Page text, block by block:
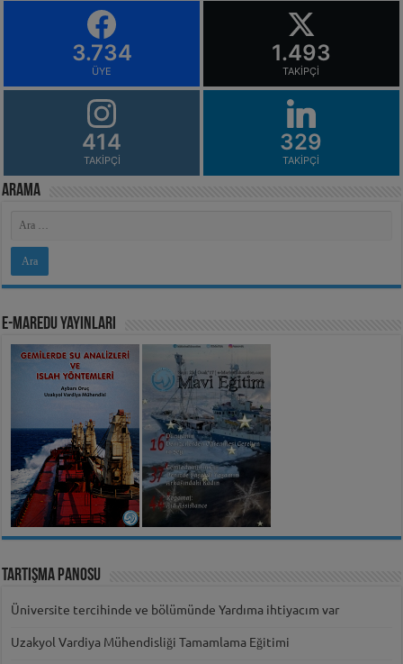
3.734
ÜYE
1.493
TAKIPÇI
414
TAKIPÇI
329
TAKIPÇI
Arama
e-MarEdu Yayınları
Tartışma Panosu
Üniversite tercihinde ve bölümünde Yardıma ihtiyacım var
Uzakyol Vardiya Mühendisliği Tamamlama Eğitimi